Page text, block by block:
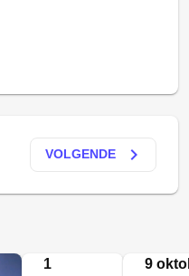
VOLGENDE keyboard_arrow_right
1
9